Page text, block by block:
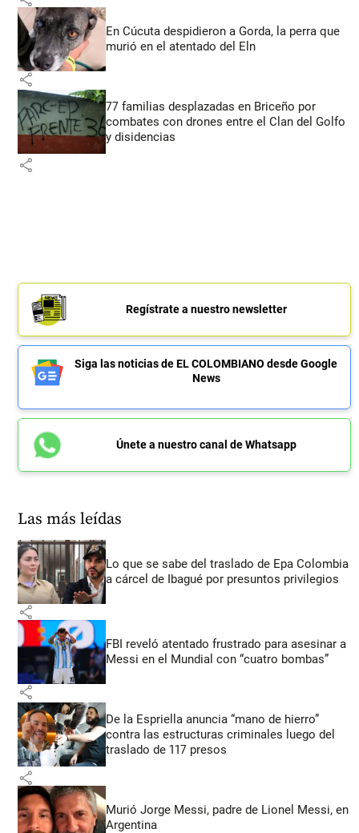
En Cúcuta despidieron a Gorda, la perra que
murió en el atentado del Eln
share
77 familias desplazadas en Briceño por
combates con drones entre el Clan del Golfo
y disidencias
share
Regístrate a nuestro newsletter
Siga las noticias de EL COLOMBIANO desde Google
News
Únete a nuestro canal de Whatsapp
Las más leídas
Lo que se sabe del traslado de Epa Colombia
a cárcel de Ibagué por presuntos privilegios
share
FBI reveló atentado frustrado para asesinar a
Messi en el Mundial con “cuatro bombas”
share
De la Espriella anuncia “mano de hierro”
contra las estructuras criminales luego del
traslado de 117 presos
share
Murió Jorge Messi, padre de Lionel Messi, en
Argentina